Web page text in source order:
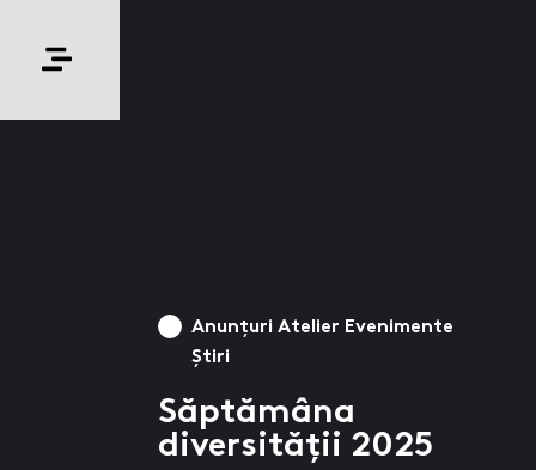
Anunțuri Atelier Evenimente
Știri
Săptămâna
diversității 2025